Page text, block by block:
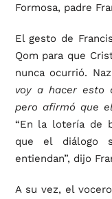
Formosa, padre
El gesto de
Qom para que
nunca ocurrió.
voy a hacer esto
pero afirmó que
“En la lotería de
que el diálogo
entiendan”, dijo
A su vez, el